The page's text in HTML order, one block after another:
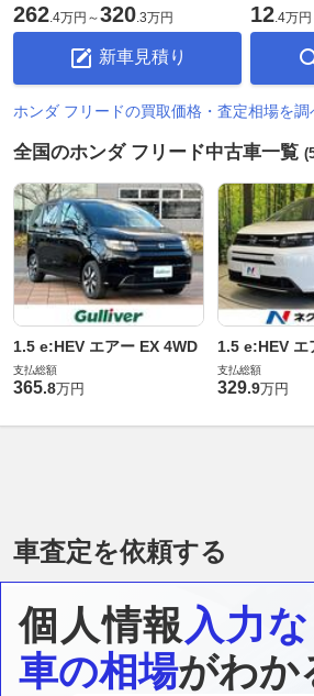
262.4万円 ～320.3万円
新車見積り
12.4万円
ホンダ フリードの買取価格・査定相場を調
全国のホンダ フリード中古車一覧
1.5 e:HEV エアー EX 4WD
支払総額
365.8万円
1.5 e:HEV エ
支払総額
329.9万円
車査定を依頼する
個人情報入力
車の相場がわか